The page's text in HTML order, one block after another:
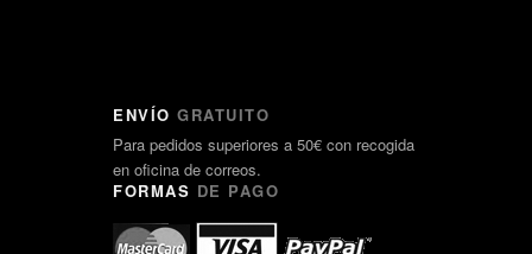
ENVÍO GRATUITO
Para pedidos superiores a 50€ con recogida
en oficina de correos.
FORMAS DE PAGO